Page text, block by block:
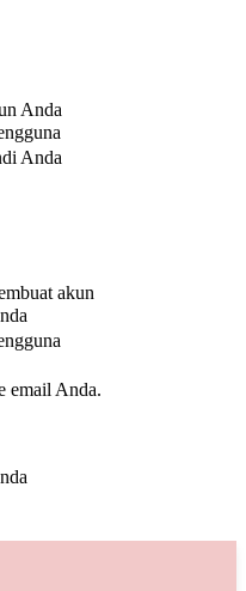
Anda
Anda
akun
email Anda.